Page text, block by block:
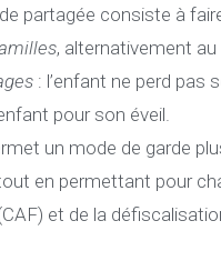
partagée consiste à
, alternativement au
: l’enfant ne perd pas
pour son éveil.
un mode de garde
en permettant pour
et de la